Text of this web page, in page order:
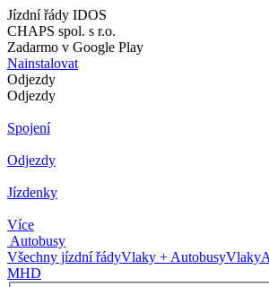
Jízdní řády IDOS
CHAPS spol. s r.o.
Zadarmo v Google Play
Nainstalovat
Odjezdy
Odjezdy
Spojení
Odjezdy
Jízdenky
Více
Autobusy
Všechny jízdní řádyVlaky + AutobusyVlaky
MHD